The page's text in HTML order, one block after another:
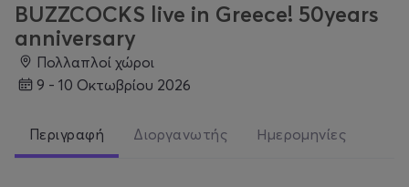
BUZZCOCKS live in Greece! 50years
anniversary
Πολλαπλοί χώροι
9 - 10 Οκτωβρίου 2026
Περιγραφή Διοργανωτής Ημερομηνίες